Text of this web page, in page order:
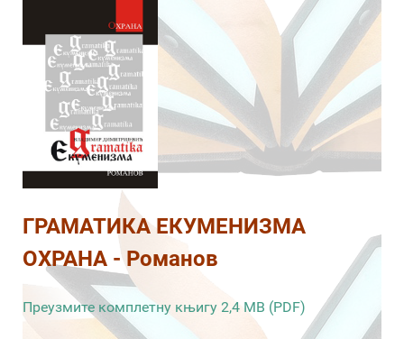
ГРАМАТИКА ЕКУМЕНИЗМА
ОХРАНА - Романов
Преузмите комплетну књигу 2,4 MB (PDF)